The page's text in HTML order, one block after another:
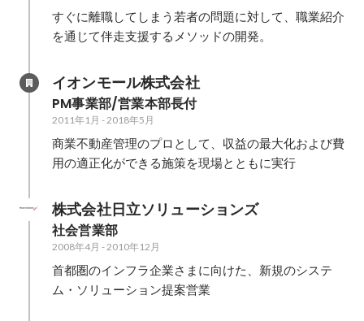
すぐに離職してしまう若者の問題に対して、職業紹介
を通じて伴走支援するメソッドの開発。
イオンモール株式会社
PM事業部/営業本部長付
2011年1月 -2018年5月
商業不動産管理のプロとして、収益の最大化および費
用の適正化ができる施策を現場とともに実行
株式会社日立ソリューションズ
社会営業部
2008年4月 -2010年12月
首都圏のインフラ企業さまに向けた、新規のシステ
ム・ソリューション提案営業